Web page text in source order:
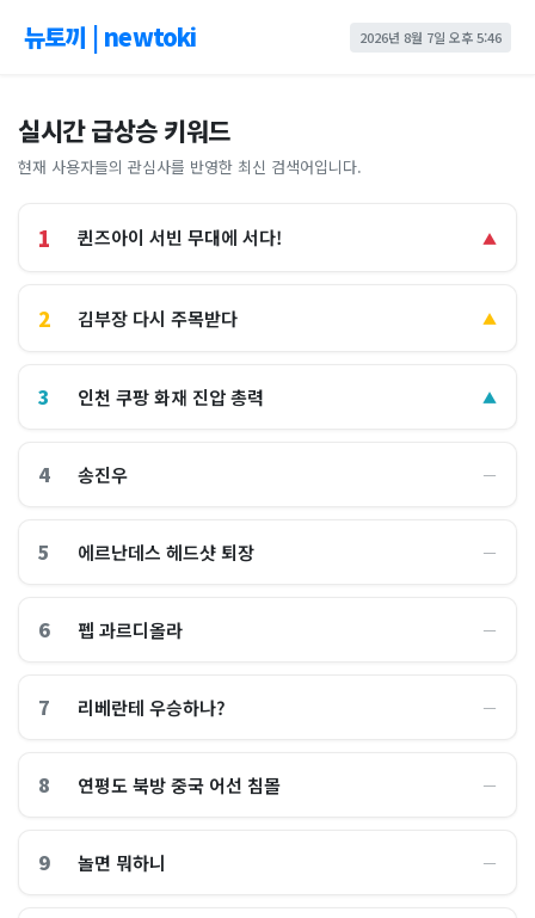
뉴토끼 | newtoki 2026년 8월 7일 오후 5:46
실시간 급상승 키워드
현재 사용자들의 관심사를 반영한 최신 검색어입니다.
1 퀸즈아이 서빈 무대에 서다! ▲
2 김부장 다시 주목받다 ▲
3 인천 쿠팡 화재 진압 총력 ▲
4 송진우 ―
5 에르난데스 헤드샷 퇴장 ―
6 펩 과르디올라 ―
7 리베란테 우승하나? ―
8 연평도 북방 중국 어선 침몰 ―
9 놀면 뭐하니 ―